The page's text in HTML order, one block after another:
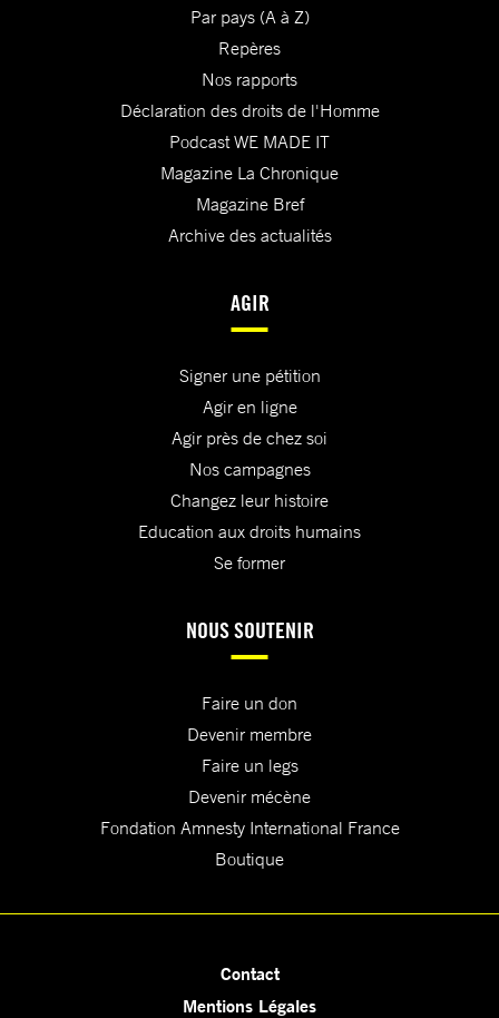
Par pays (A à Z)
Repères
Nos rapports
Déclaration des droits de l'Homme
Podcast WE MADE IT
Magazine La Chronique
Magazine Bref
Archive des actualités
AGIR
Signer une pétition
Agir en ligne
Agir près de chez soi
Nos campagnes
Changez leur histoire
Education aux droits humains
Se former
NOUS SOUTENIR
Faire un don
Devenir membre
Faire un legs
Devenir mécène
Fondation Amnesty International France
Boutique
Contact
Mentions Légales